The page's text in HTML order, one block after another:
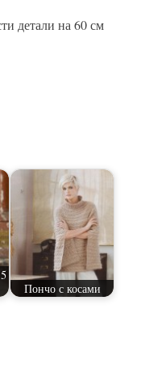
детали на 60 см
Пончо с косами